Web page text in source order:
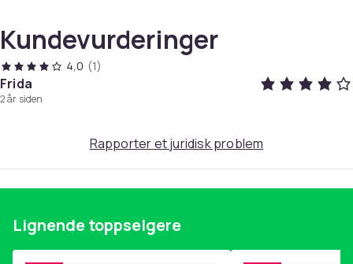
Farge
Azure
Artikkel nr.
Produktsikkerhetsinformasjon
Kundevurderinger
4,0 (1)
Frida
2 år siden
Rapporter et juridisk problem
Lignende toppselgere